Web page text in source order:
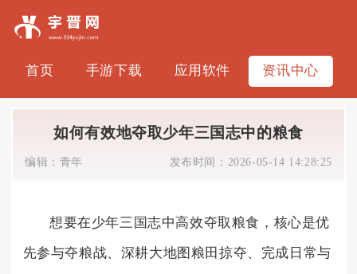
首页 手游下载 应用软件 资讯中心
如何有效地夺取少年三国志中的粮食
编辑： 青年 发布时间： 2026-05-14 14:28:25
想要在少年三国志中高效夺取粮食，核心是优
先参与夺粮战、深耕大地图粮田掠夺、完成日常与